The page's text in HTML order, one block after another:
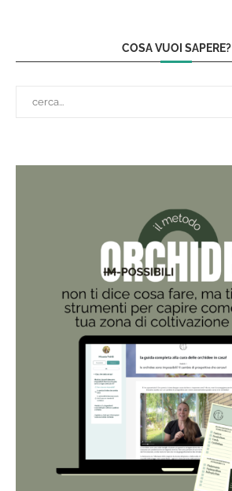
COSA VUOI SAPERE?